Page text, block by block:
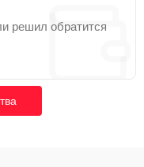
решил обратится